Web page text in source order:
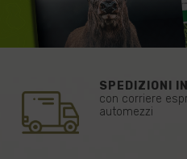
SPEDIZIONI
con corriere
automezzi